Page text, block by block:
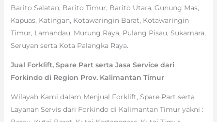
Barito Selatan, Barito Timur, Barito Utara, Gunung Mas,
Kapuas, Katingan, Kotawaringin Barat, Kotawaringin
Timur, Lamandau, Murung Raya, Pulang Pisau, Sukamara,
Seruyan serta Kota Palangka Raya.
Jual Forklift, Spare Part serta Jasa Service dari
Forkindo di Region Prov. Kalimantan Timur
Wilayah Kami dalam Menjual Forklift, Spare Part serta
Layanan Servis dari Forkindo di Kalimantan Timur yakni :